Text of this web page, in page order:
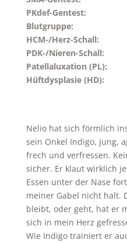
PKdef-Gentest:
Blutgruppe:
HCM-/Herz-Schall:
PDK-/Nieren-Schall:
Patellaluxation (PL):
Hüftdysplasie (HD):
Nelio hat sich förmlich
sein Onkel Indigo, jung,
frech und verfressen.
sicher. Er klaut wirklich
Essen unter der Nase
meiner Gabel nicht halt.
bleibt, oder geht, hat er
sich in mein Herz
Wie Indigo trainiert er